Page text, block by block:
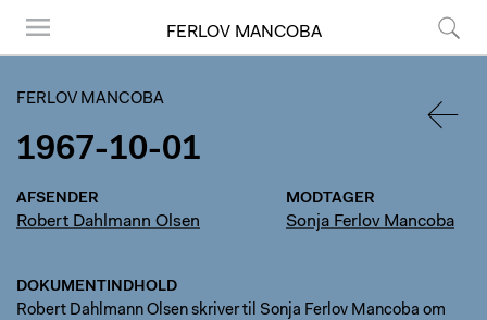
FERLOV MANCOBA
FERLOV MANCOBA
1967-10-01
AFSENDER
Robert Dahlmann Olsen
MODTAGER
Sonja Ferlov Mancoba
DOKUMENTINDHOLD
Robert Dahlmann Olsen skriver til Sonja Ferlov Mancoba om